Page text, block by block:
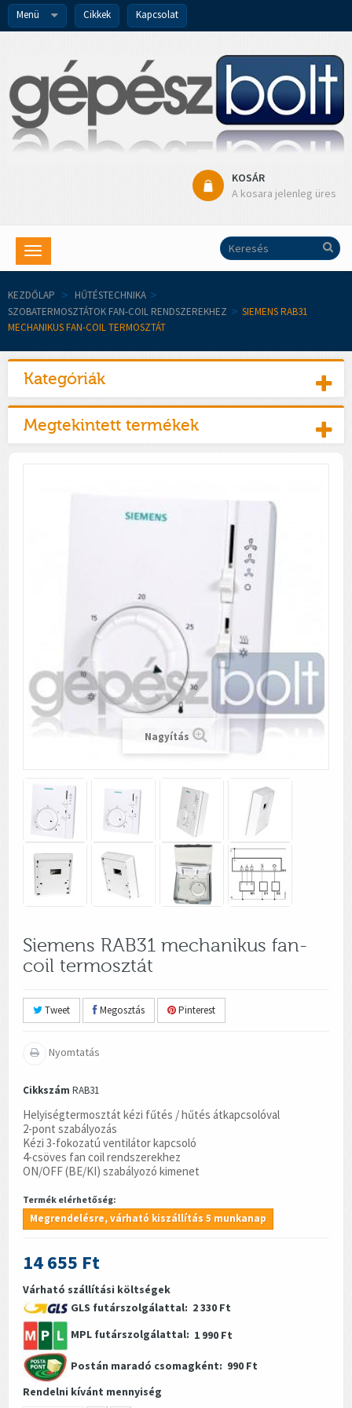
Menü Cikkek Kapcsolat
KOSÁR
A kosara jelenleg üres
Toggle
navigation
KEZDŐLAP > HŰTÉSTECHNIKA >
SZOBATERMOSZTÁTOK FAN-COIL RENDSZEREKHEZ > SIEMENS RAB31
MECHANIKUS FAN-COIL TERMOSZTÁT
Kategóriák
Megtekintett termékek
Nagyítás
Siemens RAB31 mechanikus fan-
coil termosztát
Tweet Megosztás Pinterest
Nyomtatás
Cikkszám RAB31
Helyiségtermosztát kézi fűtés / hűtés átkapcsolóval
2-pont szabályozás
Kézi 3-fokozatú ventilátor kapcsoló
4-csöves fan coil rendszerekhez
ON/OFF (BE/KI) szabályozó kimenet
Termék elérhetőség:
Megrendelésre, várható kiszállítás 5 munkanap
14 655 Ft
Várható szállítási költségek
GLS futárszolgálattal: 2 330 Ft
MPL futárszolgálattal: 1 990 Ft
Postán maradó csomagként: 990 Ft
Rendelni kívánt mennyiség